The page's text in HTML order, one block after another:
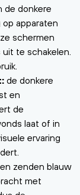
de donkere
apparaten
schermen
te schakelen.
de donkere
en
de
laat of in
ervaring
zenden blauw
met